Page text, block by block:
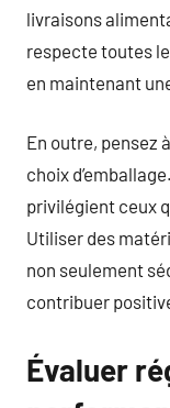
livraisons
respecte toutes
en maintenant
En outre, pensez
choix
privilégient ceux
Utiliser des
non seulement
contribuer
Évaluer